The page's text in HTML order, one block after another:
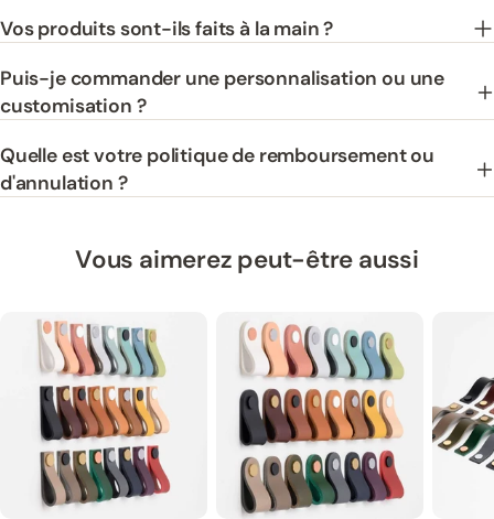
Vos produits sont-ils faits à la main ?
Puis-je commander une personnalisation ou une
customisation ?
Quelle est votre politique de remboursement ou
d'annulation ?
Vous aimerez peut-être aussi